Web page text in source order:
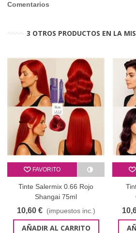
Comentarios
3 OTROS PRODUCTOS EN LA
FAVORITO
Tinte Salermix 0.66 Rojo
Shangai 75ml
10,60 € (impuestos inc.)
AÑADIR AL CARRITO